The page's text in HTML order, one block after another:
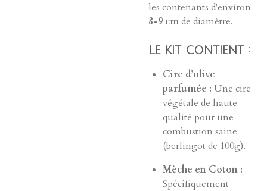
les contenants d'environ
8-9 cmde diamètre.
Le kit contient :
Cire d’olive
parfumée : Une cire
végétale de haute
qualité pour une
combustion saine
(berlingot de 100g).
Mèche en Coton :
Spécifiquement